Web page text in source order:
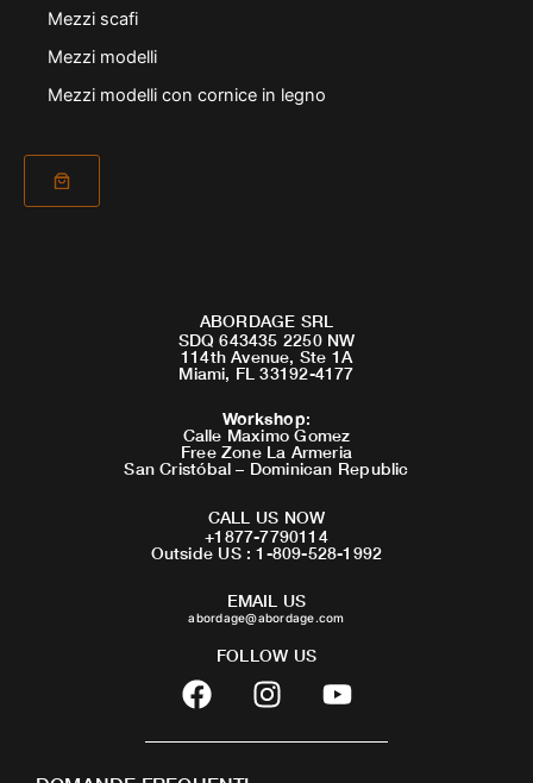
Mezzi scafi
Mezzi modelli
Mezzi modelli con cornice in legno
ABORDAGE SRL
SDQ 643435 2250 NW
114th Avenue, Ste 1A
Miami, FL 33192-4177
Workshop:
Calle Maximo Gomez
Free Zone La Armeria
San Cristóbal – Dominican Republic
CALL US NOW
+1877-7790114
Outside US : 1-809-528-1992
EMAIL US
abordage@abordage.com
FOLLOW US
F
a
c
I
n
s
Y
o
u